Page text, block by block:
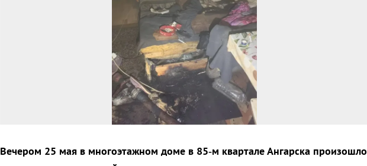
Вечером 25 мая в многоэтажном доме в 85‑м квартале Ангарска произошло